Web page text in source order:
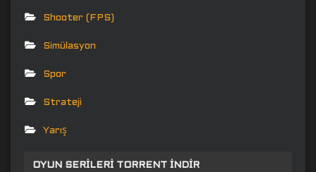
Shooter (FPS)
Simülasyon
Spor
Strateji
Yarış
OYUN SERILERI TORRENT İNDIR